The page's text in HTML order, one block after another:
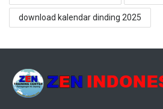
download kalendar dinding 2025